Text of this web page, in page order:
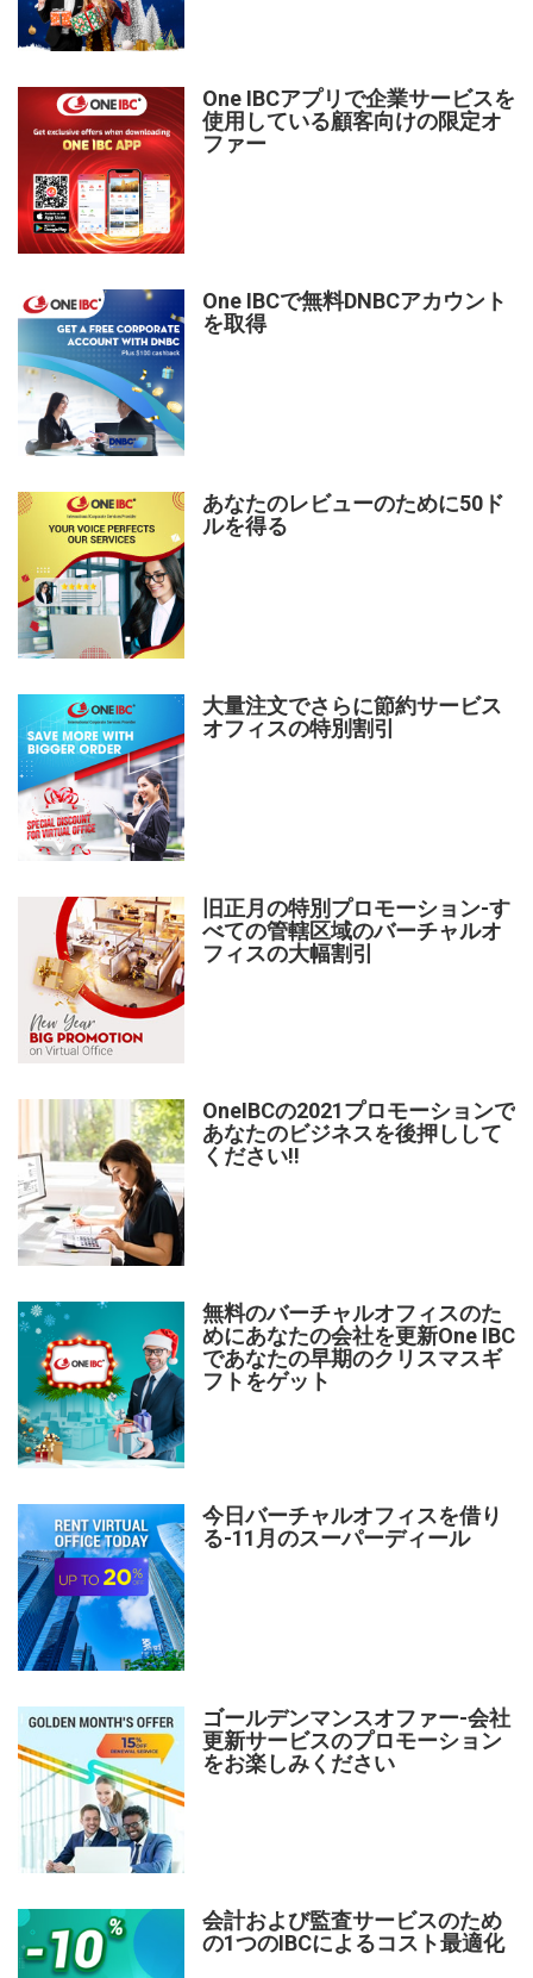
One IBCアプリで企業サービスを
使用している顧客向けの限定オ
ファー
One IBCで無料DNBCアカウント
を取得
あなたのレビューのために50ド
ルを得る
大量注文でさらに節約サービス
オフィスの特別割引
旧正月の特別プロモーション-す
べての管轄区域のバーチャルオ
フィスの大幅割引
OneIBCの2021プロモーションで
あなたのビジネスを後押しして
ください!!
無料のバーチャルオフィスのた
めにあなたの会社を更新One IBC
であなたの早期のクリスマスギ
フトをゲット
今日バーチャルオフィスを借り
る-11月のスーパーディール
ゴールデンマンスオファー-会社
更新サービスのプロモーション
をお楽しみください
会計および監査サービスのため
の1つのIBCによるコスト最適化